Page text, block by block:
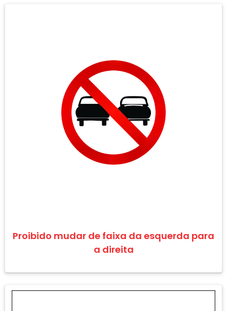
Proibido mudar de faixa da esquerda para
a direita